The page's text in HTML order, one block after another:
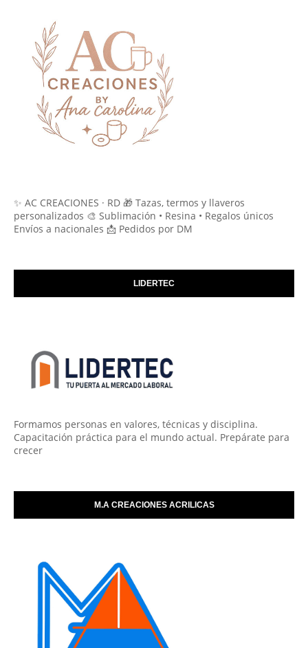
✨ AC CREACIONES · RD 🎁 Tazas, termos y llaveros
personalizados 🎨 Sublimación • Resina • Regalos únicos
Envíos a nacionales 📩 Pedidos por DM
LIDERTEC
Formamos personas en valores, técnicas y disciplina.
Capacitación práctica para el mundo actual. Prepárate para
crecer
M.A CREACIONES ACRILICAS